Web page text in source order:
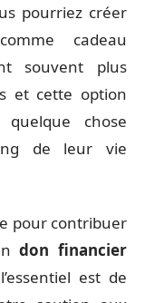
pourriez créer
cadeau
souvent plus
et cette option
chose
de leur vie
pour contribuer
don financier
est de